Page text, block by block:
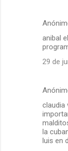
anibal
29 de
claudia
la
luis en